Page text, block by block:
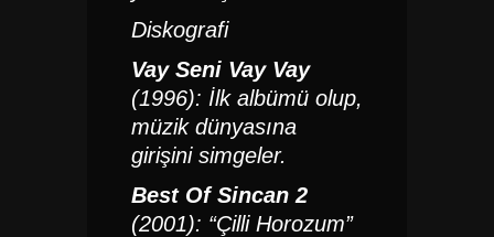
Diskografi
Vay Seni Vay Vay
(1996): İlk albümü olup,
müzik dünyasına
girişini simgeler.
Best Of Sincan 2
(2001): “Çilli Horozum”